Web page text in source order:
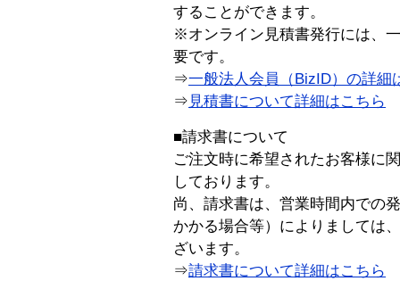
することができます。
※オンライン見積書発行には、
要です。
⇒一般法人会員（BizID）の詳細
⇒ 見積書について詳細はこちら
■請求書について
ご注文時に希望されたお客様に
しております。
尚、請求書は、営業時間内での
かかる場合等）によりましては
ざいます。
⇒請求書について詳細はこちら